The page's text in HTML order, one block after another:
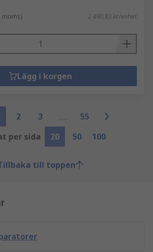
moms) 2 490,83 kr/enhet
Lägg i korgen
2 3
55
per sida
20 50 100
till toppen